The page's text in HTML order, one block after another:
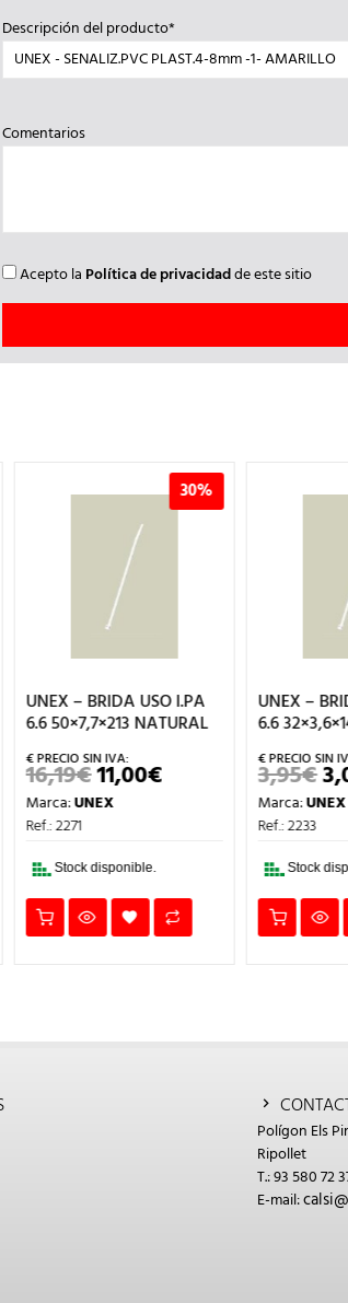
Descripción del producto*
Comentarios
Acepto la Política de privacidadde este sitio
30%
UNEX – BRIDA USO I.PA
6.6 50×7,7×213 NATURAL
16,19€EL
PRECIO
ORIGINAL
11,00€EL
PRECIO
Marca:UNEX
Ref.: 2271
Stock disponible.
UNEX –
6.6
3,95€EL
Marca:UNEX
Ref.: 2233
Stock
Polígon Els
Ripollet
T.: 93 580 72
E-mail: